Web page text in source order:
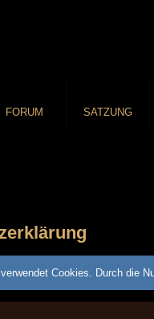
FORUM SATZUNG
Cookies. Durch die